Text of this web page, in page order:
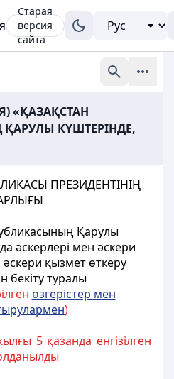
Старая
версия
сайта
«ҚАЗАҚСТАН
КҮШТЕРІНДЕ,
ПРЕЗИДЕНТІНІҢ
Қарулы
әскерлері мен әскери
қызмет өткеру
бекіту туралы
өзгерістер мен
)
5 қазанда енгізілген